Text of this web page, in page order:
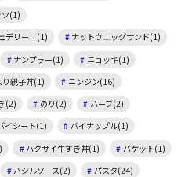
ツ(1)
デリーニ(1)
ナットウエッグサンド(1)
ナンプラー(1)
ニョッキ(1)
り親子丼(1)
ニンジン(16)
(2) のり(2)
ハーブ(2)
イシート(1)
パイナップル(1)
ハクサイ牛すき丼(1)
バケット(1)
バジルソース(2)
パスタ(24)